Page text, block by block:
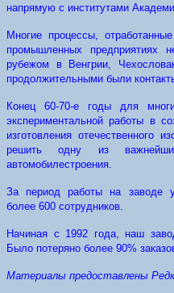
напрямую с институтами
Многие процессы,
промышленных
рубежом в Венгрии,
продолжительными были
Конец 60-70-е годы для
экспериментальной работы в
изготовления отечественного
решить одну из
автомобилестроения.
За период работы на заводе
более 600 сотрудников.
Начиная с 1992 года, наш
Было потеряно более 90%
Материалы предоставлены